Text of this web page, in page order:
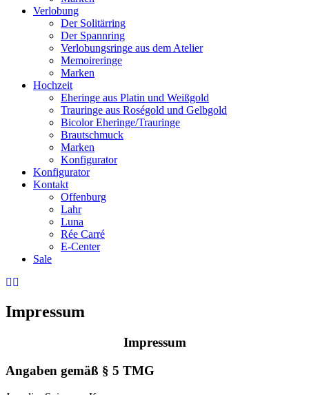
Verlobung
Der Solitärring
Der Spannring
Verlobungsringe aus dem Atelier
Memoireringe
Marken
Hochzeit
Eheringe aus Platin und Weißgold
Trauringe aus Roségold und Gelbgold
Bicolor Eheringe/Trauringe
Brautschmuck
Marken
Konfigurator
Konfigurator
Kontakt
Offenburg
Lahr
Luna
Rée Carré
E-Center
Sale
Impressum
Impressum
Angaben gemäß § 5 TMG